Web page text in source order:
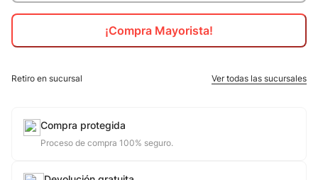
¡Compra Mayorista!
Retiro en sucursal Ver todas las sucursales
Compra protegida
Proceso de compra 100% seguro.